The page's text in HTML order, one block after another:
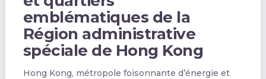
emblématiques de la
Région administrative
spéciale de Hong Kong
Hong Kong, métropole foisonnante d’énergie et